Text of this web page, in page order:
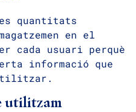
quantitats
en el
cada usuari perquè
informació que
utilitzam